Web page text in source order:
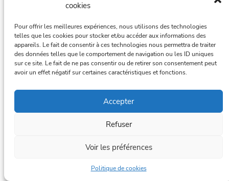
cookies
Pour offrir les meilleures expériences, nous utilisons des technologies
telles que les cookies pour stocker et/ou accéder aux informations des
appareils. Le fait de consentir à ces technologies nous permettra de traiter
des données telles que le comportement de navigation ou les ID uniques
sur ce site. Le fait de ne pas consentir ou de retirer son consentement peut
avoir un effet négatif sur certaines caractéristiques et fonctions.
Accepter
Refuser
Voir les préférences
Politique de cookies